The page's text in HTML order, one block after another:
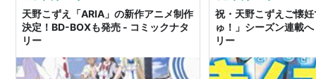
ISBN:486127009X画集“Alpha”
天野こずえ「ARIA」の新作アニメ制作
決定！BD-BOXも発売 - コミックナタ
リー
祝・天野こずえご懐
ゅ！」シーズン連載
リー